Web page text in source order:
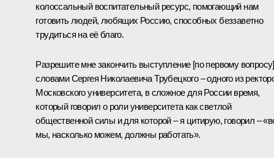
колоссальный воспитательный ресурс, помогающий нам
готовить людей, любящих Россию, способных беззаветно
трудиться на её благо.
Разрешите мне закончить выступление [по первому вопросу]
словами Сергея Николаевича Трубецкого – одного из
Московского университета, в сложное для России время,
который говорил о роли университета как светлой
общественной силы и для которой – я цитирую, говорил –
мы, насколько можем, должны работать».